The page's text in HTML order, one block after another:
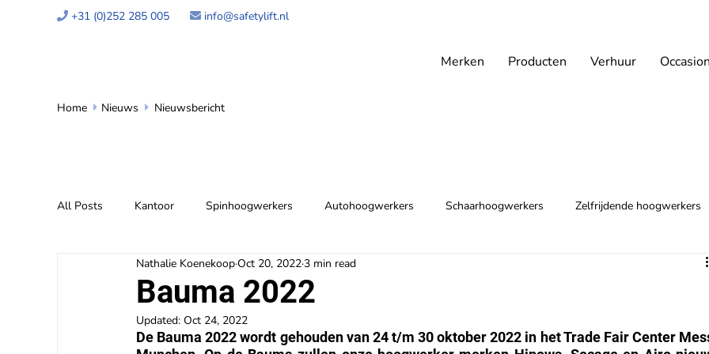
 +31 (0)252 285 005  info@safetylift.nl
Merken Producten Verhuur
All Posts Kantoor Spinhoogwerkers Autohoogwerkers Schaarhoogwerkers Zelfrijdende hoogwerkers
Bauma 2022
Nathalie KoenekoopOct 20, 20223 min read
Updated: Oct 24, 2022
De Bauma 2022 wordt gehouden van 24 t/m 30 oktober 2022 in het Trade Fair Center
Home  Nieuws  Nieuwsbericht